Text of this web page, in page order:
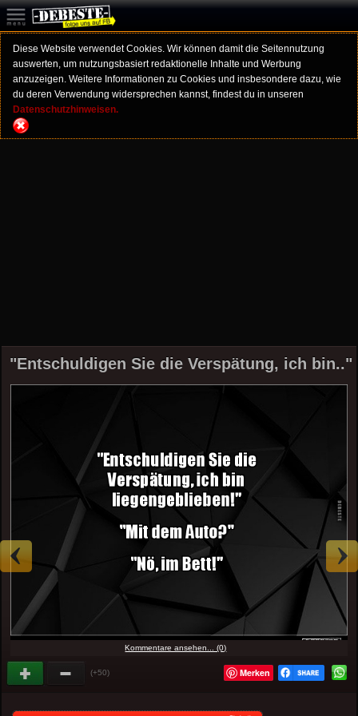
Diese Website verwendet Cookies. Wir können damit die Seitennutzung
auswerten, um nutzungsbasiert redaktionelle Inhalte und Werbung
anzuzeigen. Weitere Informationen zu Cookies und insbesondere dazu, wie
du deren Verwendung widersprechen kannst, findest du in unseren
Datenschutzhinweisen.
"Entschuldigen Sie die Verspätung, ich bin.."
Kommentare ansehen... (0)
(+50) Merken